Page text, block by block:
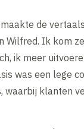
de
Wilfred. Ik kom
ik meer
was een lege
klanten